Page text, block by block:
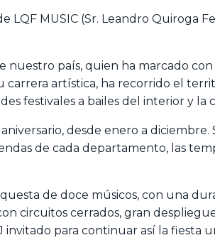
MUSIC (Sr. Leandro Quiroga
país, quien ha marcado con
carrera artística, ha recorrido el
festivales a bailes del interior y la
desde enero a diciembre.
de cada departamento, las
de doce músicos, con una
circuitos cerrados, gran
para continuar así la fiesta